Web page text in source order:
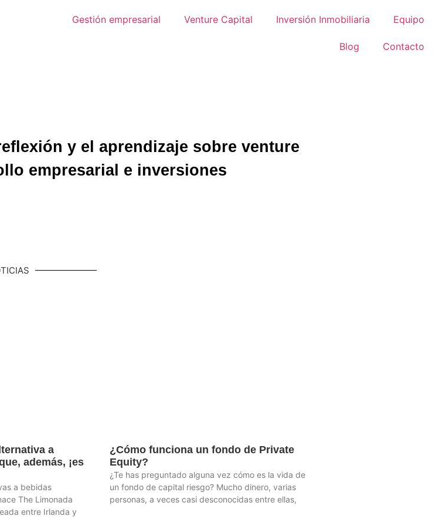
Gestión empresarial Venture Capital Inversión Inmobiliaria Equipo
Blog Contacto
y el aprendizaje sobre venture
empresarial e inversiones
a
además, ¡es
a bebidas
The Limonada
entre Irlanda y
¿Cómo funciona un fondo de Private
Equity?
¿Te has preguntado alguna vez cómo es la vida de
un fondo de capital riesgo? Mucho dinero, varias
personas, a veces casi desconocidas entre ellas,